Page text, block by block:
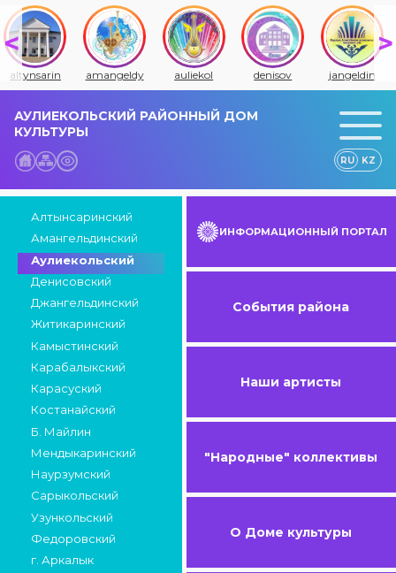
altynsarin amangeldy auliekol denisov jangeldin
АУЛИЕКОЛЬСКИЙ РАЙОННЫЙ ДОМ
КУЛЬТУРЫ
RU KZ
Алтынсаринский
Амангельдинский
Аулиекольский
Денисовский
Джангельдинский
Житикаринский
Камыстинский
Карабалыкский
Карасуский
Костанайский
Б. Майлин
Мендыкаринский
Наурзумский
Сарыкольский
Узункольский
Федоровский
г. Аркалык
ИНФОРМАЦИОННЫЙ ПОРТАЛ
События района
Наши артисты
"Народные" коллективы
О Доме культуры